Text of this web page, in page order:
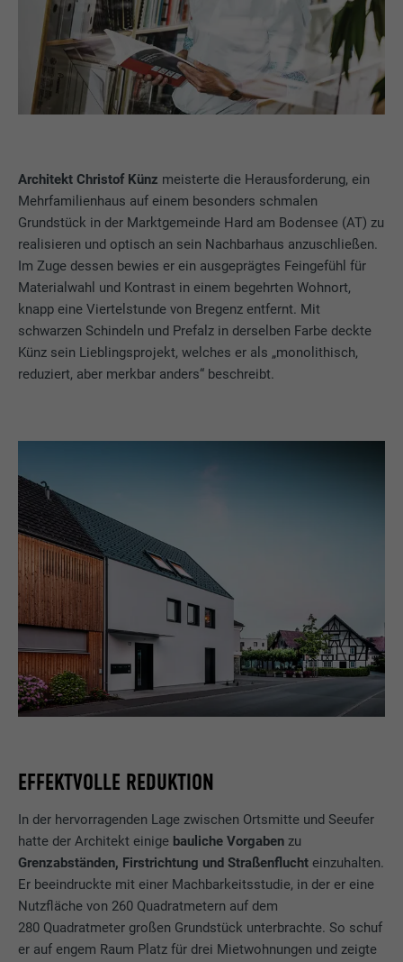
Architekt Christof Künz meisterte die Herausforderung, ein
Mehrfamilienhaus auf einem besonders schmalen
Grundstück in der Marktgemeinde Hard am Bodensee (AT) zu
realisieren und optisch an sein Nachbarhaus anzuschließen.
Im Zuge dessen bewies er ein ausgeprägtes Feingefühl für
Materialwahl und Kontrast in einem begehrten Wohnort,
knapp eine Viertelstunde von Bregenz entfernt. Mit
schwarzen Schindeln und Prefalz in derselben Farbe deckte
Künz sein Lieblingsprojekt, welches er als „monolithisch,
reduziert, aber merkbar anders“ beschreibt.
EFFEKTVOLLE REDUKTION
In der hervorragenden Lage zwischen Ortsmitte und Seeufer
hatte der Architekt einige bauliche Vorgaben zu
Grenzabständen, Firstrichtung und Straßenflucht einzuhalten.
Er beeindruckte mit einer Machbarkeitsstudie, in der er eine
Nutzfläche von 260 Quadratmetern auf dem
280 Quadratmeter großen Grundstück unterbrachte. So schuf
er auf engem Raum Platz für drei Mietwohnungen und zeigte